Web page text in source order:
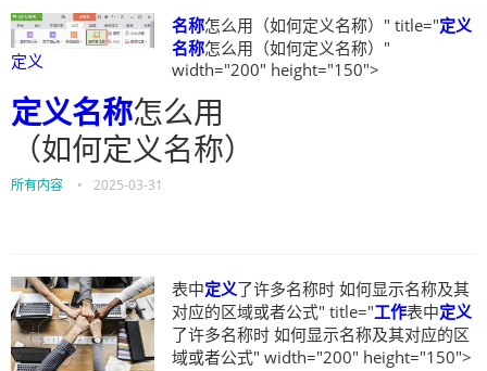
定义
名称怎么用（如何定义名称）" title="定义
名称怎么用（如何定义名称）"
width="200" height="150">
定义名称怎么用
（如何定义名称）
所有内容 • 2025-03-31
表中定义了许多名称时 如何显示名称及其
对应的区域或者公式" title="工作表中定义
了许多名称时 如何显示名称及其对应的区
域或者公式" width="200" height="150">